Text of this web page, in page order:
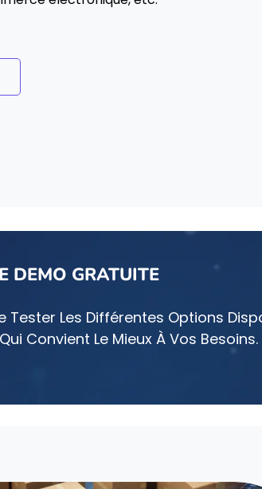
DEMO GRATUITE
Tester Les Différentes Options
Convient Le Mieux À Vos Besoins.